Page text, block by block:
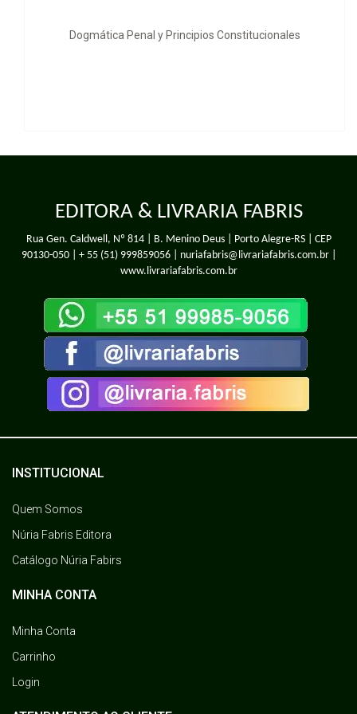
Textos e Contextos
EDITORA & LIVRARIA FABRIS
Rua Gen. Caldwell, Nº 814 | B. Menino Deus | Porto Alegre-RS | CEP
90130-050 | + 55 (51) 999859056| nuriafabris@livrariafabris.com.br |
www.livrariafabris.com.br
INSTITUCIONAL
Quem Somos
Núria Fabris Editora
Catálogo Núria Fabirs
MINHA CONTA
Minha Conta
Carrinho
Login